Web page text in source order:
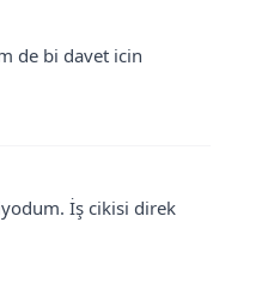
de bi davet icin
İş cikisi direk